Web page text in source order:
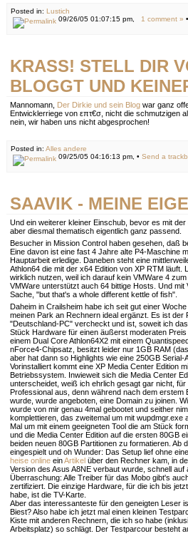
Posted in: Lustich
09/26/05 01:07:15 pm,
1 comment » •
KRASS! STELL DIR
BLOGGT UND
Mannomann, Der Dirkie und sein Blog war ganz
Entwicklerriege von επτ€σ, nicht die schmutzigen
nein, wir haben uns nicht abgesprochen!
Posted in: Alles andere
09/25/05 04:16:13 pm, • Send a
SAAVIK - MEINE
Und ein weiterer kleiner Einschub, bevor es mit
aber diesmal thematisch eigentlich ganz passend.
Besucher in Mission Control haben gesehen, daß
Eine davon ist eine fast 4 Jahre alte P4-Maschine
Hauptarbeit erledige. Daneben steht eine
Athlon64 die mit der x64 Edition von XP RTM läuft.
wirklich nutzen, weil ich darauf kein VMWare 4
VMWare unterstützt auch 64 bittige Hosts. Und
Sache, "but that's a whole different kettle of fish".
Daheim in Crailsheim habe ich seit gut einer
meinen Park an Rechnern ideal ergänzt. Es ist der
"Deutschland-PC" vercheckt und ist, soweit ich
Stück Hardware für einen äußerst moderaten
einem Dual Core Athlon64X2 mit einem
nForce4-Chipsatz, besitzt leider nur 1GB RAM
aber hat dann so Highlights wie eine 250GB Serial-
Vorinstalliert kommt eine XP Media Center Edition
Betriebssystem. Inwieweit sich die Media Center
unterscheidet, weiß ich ehrlich gesagt gar nicht,
Professional aus, denn während nach dem erstem
wurde, wurde angeboten, eine Domain zu joinen.
wurde von mir genau 4mal gebootet und seither
komplettieren, das zweitemal um mit wupdmgr.exe
Mal um mit einem geeigneten Tool die am Stück
und die Media Center Edition auf die ersten 80GB
beiden neuen 80GB Partitionen zu formatieren. Ab
eingespielt und oh Wunder: Das Setup lief ohne
heise online einArtikel über den Rechner kam, in
Version des Asus A8NE verbaut wurde, schnell
Überraschung: Alle Treiber für das Mobo gibt's
zertifiziert. Die einzige Hardware, für die ich bis
habe, ist die TV-Karte.
Aber das interessanteste für den geneigten Leser
Biest? Also habe ich jetzt mal einen kleinen
Kiste mit anderen Rechnern, die ich so habe
Arbeitsplatz) so schlägt. Der Testparcour besteht